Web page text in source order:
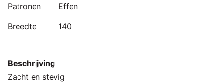
Patronen Effen
Breedte 140
Beschrijving
Zacht en stevig